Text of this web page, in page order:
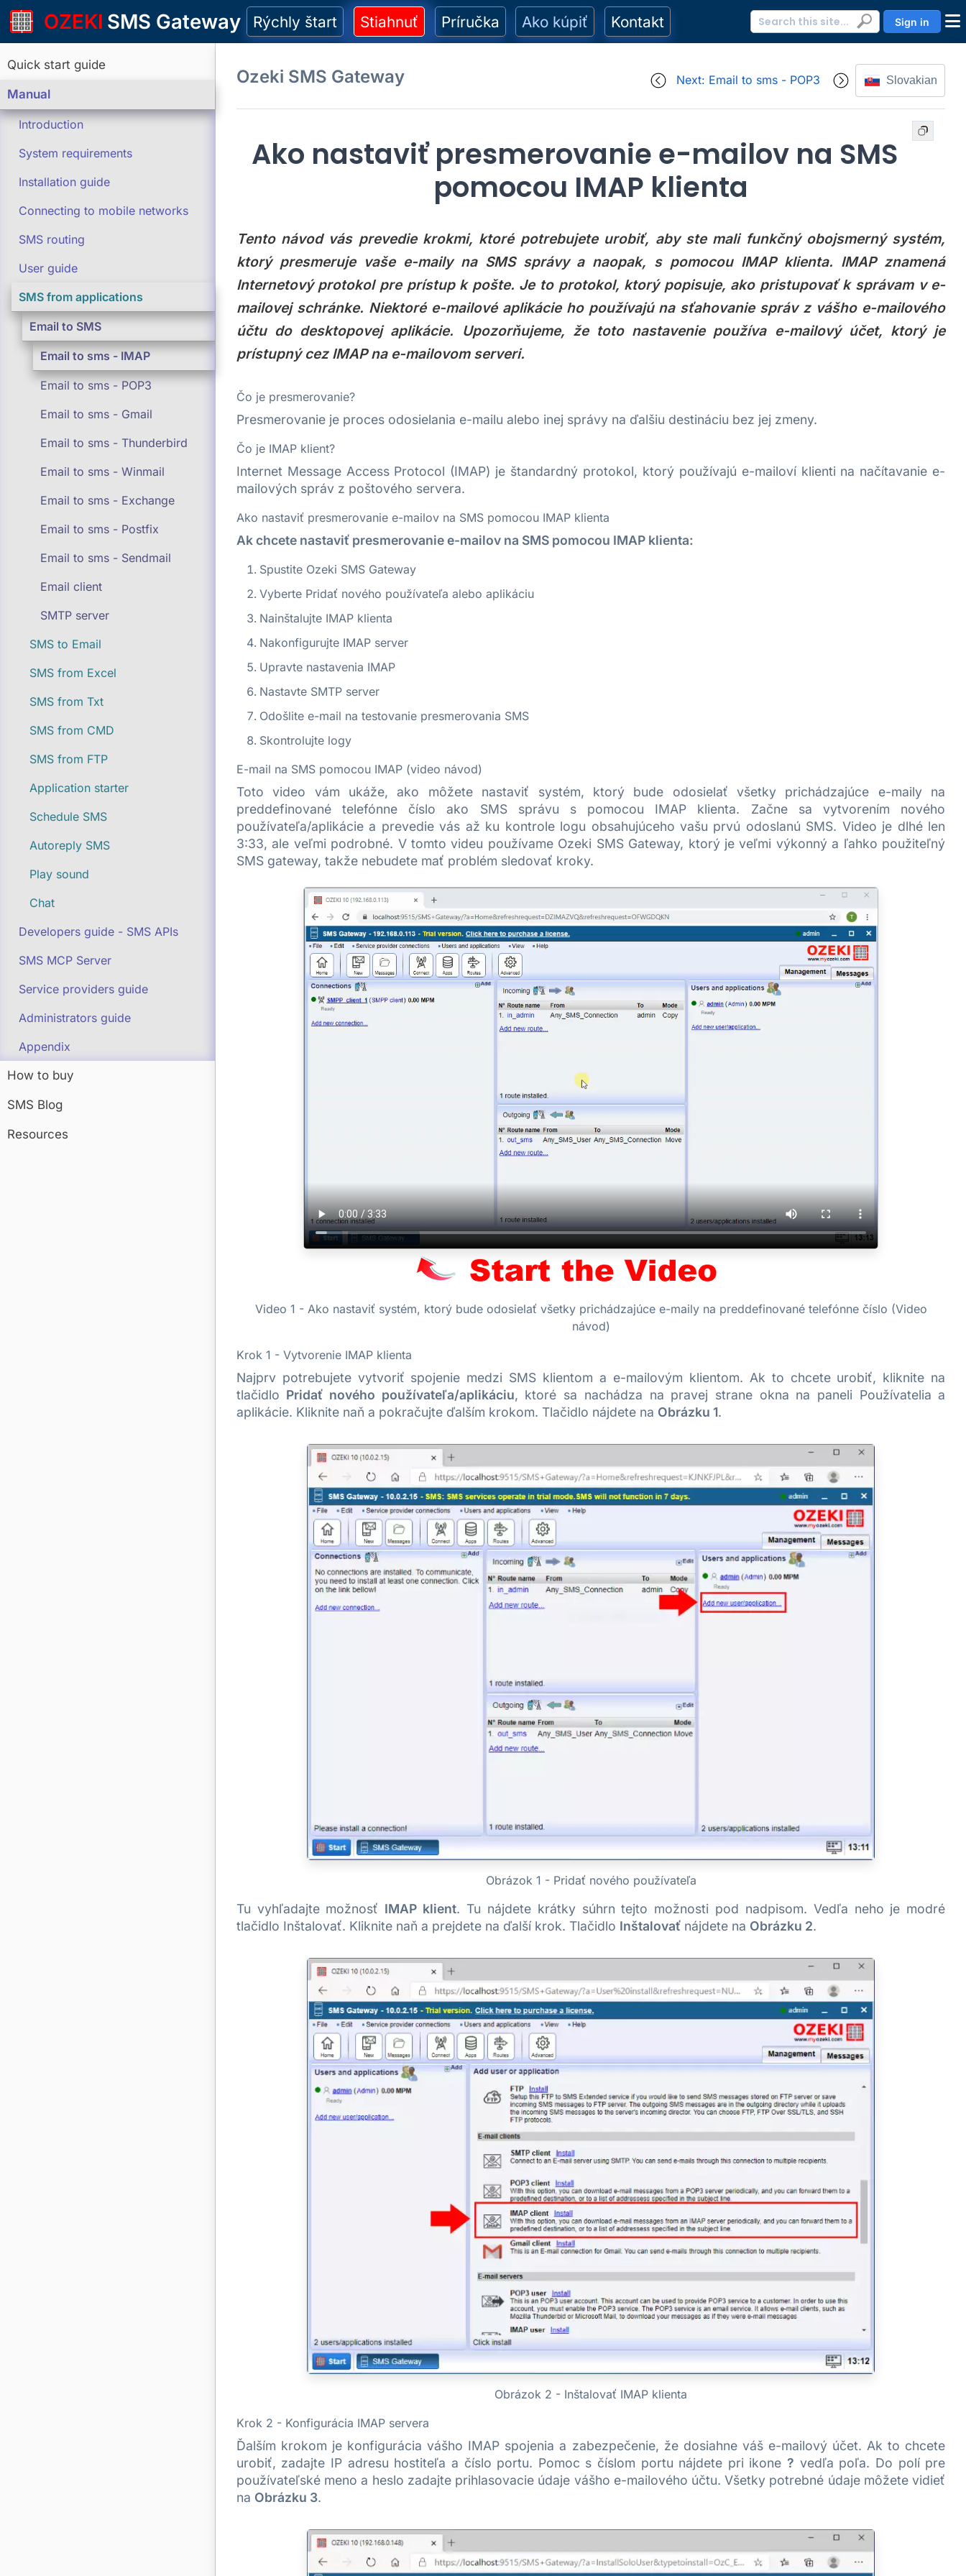
OZEKI SMS Gateway Rýchly štart Stiahnuť Príručka Ako kúpiť Kontakt Sign in
Quick start guide
Manual
Introduction
System requirements
Installation guide
Connecting to mobile networks
SMS routing
User guide
SMS from applications
Email to SMS
Email to sms - IMAP
Email to sms - POP3
Email to sms - Gmail
Email to sms - Thunderbird
Email to sms - Winmail
Email to sms - Exchange
Email to sms - Postfix
Email to sms - Sendmail
Email client
SMTP server
SMS to Email
SMS from Excel
SMS from Txt
SMS from CMD
SMS from FTP
Application starter
Schedule SMS
Autoreply SMS
Play sound
Chat
Developers guide - SMS APIs
SMS MCP Server
Service providers guide
Administrators guide
Appendix
How to buy
SMS Blog
Resources
Ozeki SMS Gateway Next: Email to sms - POP3 Slovakian
Ako nastaviť presmerovanie e-mailov na SMS
pomocou IMAP klienta
Tento návod vás prevedie krokmi, ktoré potrebujete urobiť, aby ste mali funkčný obojsmerný systém,
ktorý presmeruje vaše e-maily na SMS správy a naopak, s pomocou IMAP klienta. IMAP znamená
Internetový protokol pre prístup k pošte. Je to protokol, ktorý popisuje, ako pristupovať k správam v e-
mailovej schránke. Niektoré e-mailové aplikácie ho používajú na sťahovanie správ z vášho e-mailového
účtu do desktopovej aplikácie. Upozorňujeme, že toto nastavenie používa e-mailový účet, ktorý je
prístupný cez IMAP na e-mailovom serveri.
Čo je presmerovanie?
Presmerovanie je proces odosielania e-mailu alebo inej správy na ďalšiu destináciu bez jej zmeny.
Čo je IMAP klient?
Internet Message Access Protocol (IMAP) je štandardný protokol, ktorý používajú e-mailoví klienti na načítavanie e-
mailových správ z poštového servera.
Ako nastaviť presmerovanie e-mailov na SMS pomocou IMAP klienta
Ak chcete nastaviť presmerovanie e-mailov na SMS pomocou IMAP klienta:
Spustite Ozeki SMS Gateway
Vyberte Pridať nového používateľa alebo aplikáciu
Nainštalujte IMAP klienta
Nakonfigurujte IMAP server
Upravte nastavenia IMAP
Nastavte SMTP server
Odošlite e-mail na testovanie presmerovania SMS
Skontrolujte logy
E-mail na SMS pomocou IMAP (video návod)
Toto video vám ukáže, ako môžete nastaviť systém, ktorý bude odosielať všetky prichádzajúce e-maily na
preddefinované telefónne číslo ako SMS správu s pomocou IMAP klienta. Začne sa vytvorením nového
používateľa/aplikácie a prevedie vás až ku kontrole logu obsahujúceho vašu prvú odoslanú SMS. Video je dlhé len
3:33, ale veľmi podrobné. V tomto videu používame Ozeki SMS Gateway, ktorý je veľmi výkonný a ľahko použiteľný
SMS gateway, takže nebudete mať problém sledovať kroky.
Video 1 - Ako nastaviť systém, ktorý bude odosielať všetky prichádzajúce e-maily na preddefinované telefónne číslo (Video
návod)
Krok 1 - Vytvorenie IMAP klienta
Najprv potrebujete vytvoriť spojenie medzi SMS klientom a e-mailovým klientom. Ak to chcete urobiť, kliknite na
tlačidlo Pridať nového používateľa/aplikáciu, ktoré sa nachádza na pravej strane okna na paneli Používatelia a
aplikácie. Kliknite naň a pokračujte ďalším krokom. Tlačidlo nájdete na Obrázku 1.
Obrázok 1 - Pridať nového používateľa
Tu vyhľadajte možnosť IMAP klient. Tu nájdete krátky súhrn tejto možnosti pod nadpisom. Vedľa neho je modré
tlačidlo Inštalovať. Kliknite naň a prejdete na ďalší krok. Tlačidlo Inštalovaťnájdete na Obrázku 2.
Obrázok 2 - Inštalovať IMAP klienta
Krok 2 - Konfigurácia IMAP servera
Ďalším krokom je konfigurácia vášho IMAP spojenia a zabezpečenie, že dosiahne váš e-mailový účet. Ak to chcete
urobiť, zadajte IP adresu hostiteľa a číslo portu. Pomoc s číslom portu nájdete pri ikone? vedľa poľa. Do polí pre
používateľské meno a heslo zadajte prihlasovacie údaje vášho e-mailového účtu. Všetky potrebné údaje môžete vidieť
na Obrázku 3.